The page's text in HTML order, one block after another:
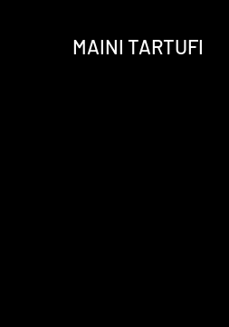
MAINI TARTUFI